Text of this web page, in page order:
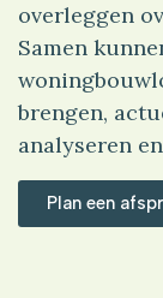
overleggen
Samen
brengen,
analyseren
Plan een